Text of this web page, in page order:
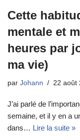
Cette
mentale et
heures par
ma vie)
par Johann 22 août
J’ai parlé de
semaine, et il y en a
dans… Lire la suite »